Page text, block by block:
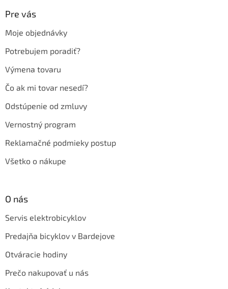
Pre vás
Moje objednávky
Potrebujem poradiť?
Výmena tovaru
Čo ak mi tovar nesedí?
Odstúpenie od zmluvy
Vernostný program
Reklamačné podmieky postup
Všetko o nákupe
O nás
Servis elektrobicyklov
Predajňa bicyklov v Bardejove
Otváracie hodiny
Prečo nakupovať u nás